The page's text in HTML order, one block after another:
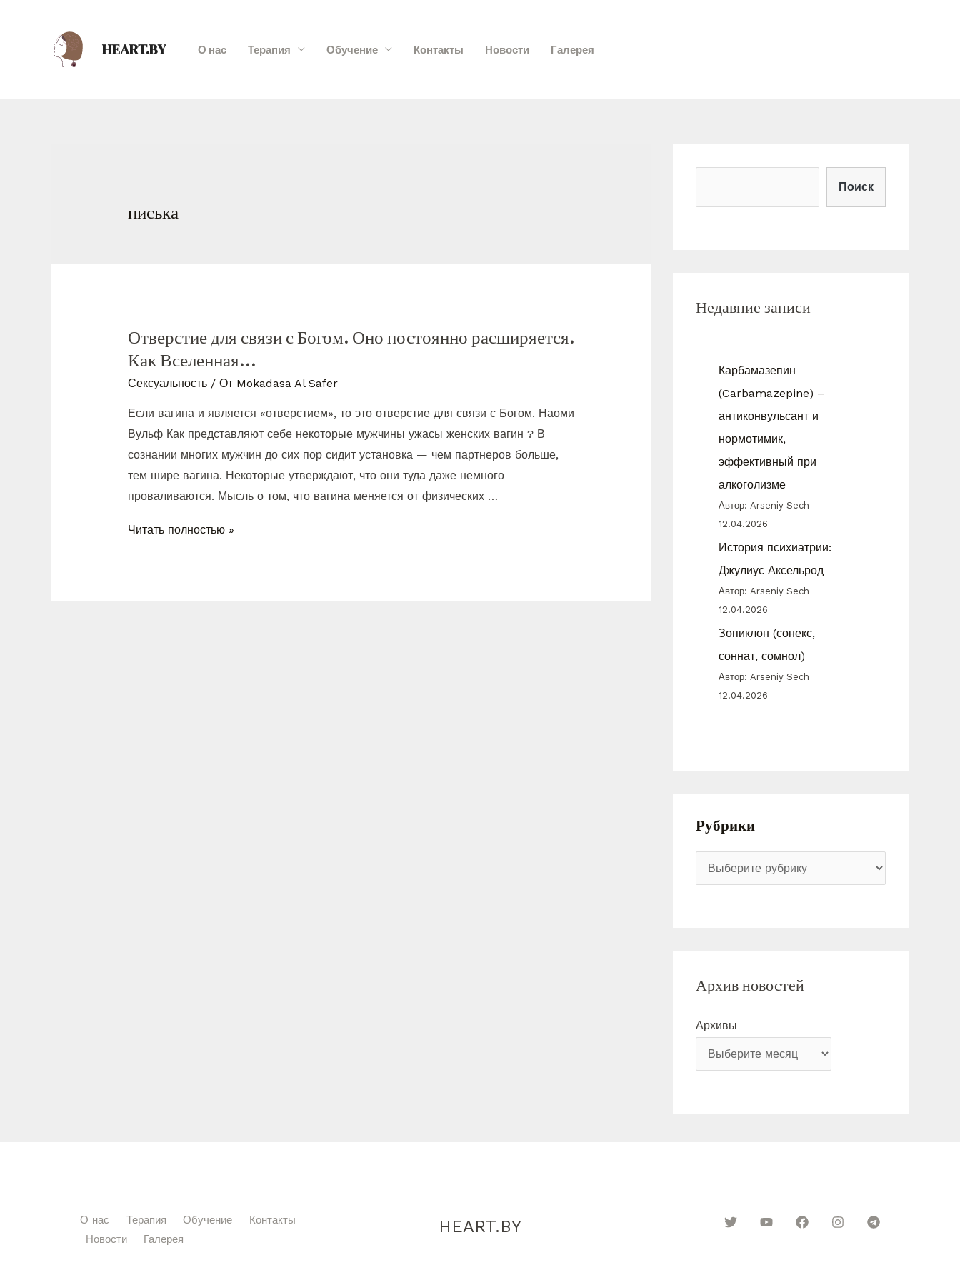
HEART.BY О нас Терапия Обучение Контакты Новости Галерея
писька
Отверстие для связи с Богом. Оно постоянно расширяется.
Как Вселенная…
Сексуальность/ От Mokadasa Al Safer
Если вагина и является «отверстием», то это отверстие для связи с Богом. Наоми
Вульф Как представляют себе некоторые мужчины ужасы женских вагин ? В
сознании многих мужчин до сих пор сидит установка — чем партнеров больше,
тем шире вагина. Некоторые утверждают, что они туда даже немного
проваливаются. Мысль о том, что вагина меняется от физических …
Читать полностью »
Поиск
Недавние записи
Карбамазепин
(Carbamazepine) –
антиконвульсант и
нормотимик,
эффективный при
алкоголизме
Автор: Arseniy Sech
12.04.2026
История психиатрии:
Джулиус Аксельрод
Автор: Arseniy Sech
12.04.2026
Зопиклон (сонекс,
соннат, сомнол)
Автор: Arseniy Sech
12.04.2026
Рубрики
Архив новостей
Архивы
О нас Терапия Обучение
Контакты
Новости
Галерея
HEART.BY